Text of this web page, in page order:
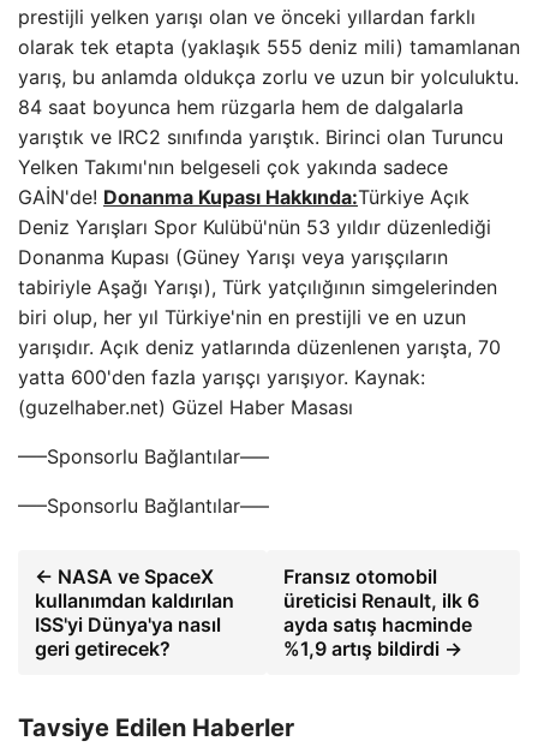
prestijli yelken yarışı olan ve önceki yıllardan farklı
olarak tek etapta (yaklaşık 555 deniz mili) tamamlanan
yarış, bu anlamda oldukça zorlu ve uzun bir yolculuktu.
84 saat boyunca hem rüzgarla hem de dalgalarla
yarıştık ve IRC2 sınıfında yarıştık. Birinci olan Turuncu
Yelken Takımı'nın belgeseli çok yakında sadece
GAİN'de! Donanma Kupası Hakkında:Türkiye Açık
Deniz Yarışları Spor Kulübü'nün 53 yıldır düzenlediği
Donanma Kupası (Güney Yarışı veya yarışçıların
tabiriyle Aşağı Yarışı), Türk yatçılığının simgelerinden
biri olup, her yıl Türkiye'nin en prestijli ve en uzun
yarışıdır. Açık deniz yatlarında düzenlenen yarışta, 70
yatta 600'den fazla yarışçı yarışıyor. Kaynak:
(guzelhaber.net) Güzel Haber Masası
—–Sponsorlu Bağlantılar—–
—–Sponsorlu Bağlantılar—–
← NASA ve SpaceX
kullanımdan kaldırılan
ISS'yi Dünya'ya nasıl
geri getirecek?
Fransız otomobil
üreticisi Renault, ilk 6
ayda satış hacminde
%1,9 artış bildirdi →
Tavsiye Edilen Haberler